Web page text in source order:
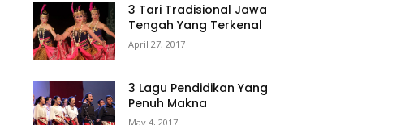
3 Tari Tradisional Jawa
Tengah Yang Terkenal
April 27, 2017
3 Lagu Pendidikan Yang
Penuh Makna
May 4, 2017